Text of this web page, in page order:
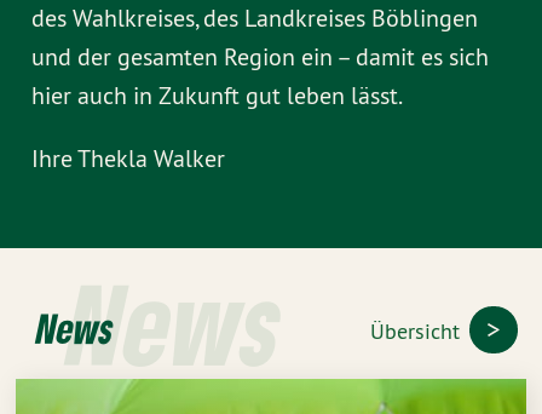
des Wahlkreises, des Landkreises Böblingen
und der gesamten Region ein – damit es sich
hier auch in Zukunft gut leben lässt.
Ihre Thekla Walker
News
News Übersicht